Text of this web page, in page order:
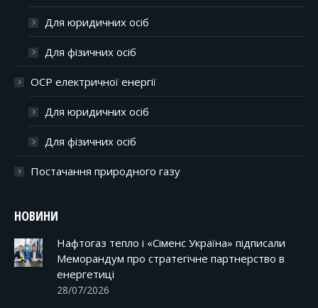
Для юридичних осіб
Для фізичних осіб
ОСР електричної енергії
Для юридичних осіб
Для фізичних осіб
Постачання природного газу
НОВИНИ
Нафтогаз тепло і «Сіменс Україна» підписали
Меморандум про стратегічне партнерство в
енергетиці
28/07/2026